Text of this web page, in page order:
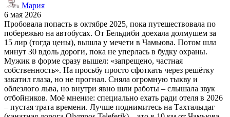
Мария
6 мая 2026
Пробовала попасть в октябре 2025, пока путешествовала по
побережью на автобусах. От Бельдиби доехала долмушем за
15 лир (тогда цены), вышла у мечети в Чамьюва. Потом шла
минут 30 вдоль дороги, пока не уперлась в будку охраны.
Мужик в форме сразу вышел: «запрещено, частная
собственность». На просьбу просто сфоткать через решётку
закатил глаза, но не прогнал. Сняла огромную тыкву и
облезлого льва, но внутри явно шли работы – слышала звук
отбойников. Моё мнение: специально ехать ради отеля в 2026
– пустая трата времени. Лучше поднимитесь на Тахталыдаг